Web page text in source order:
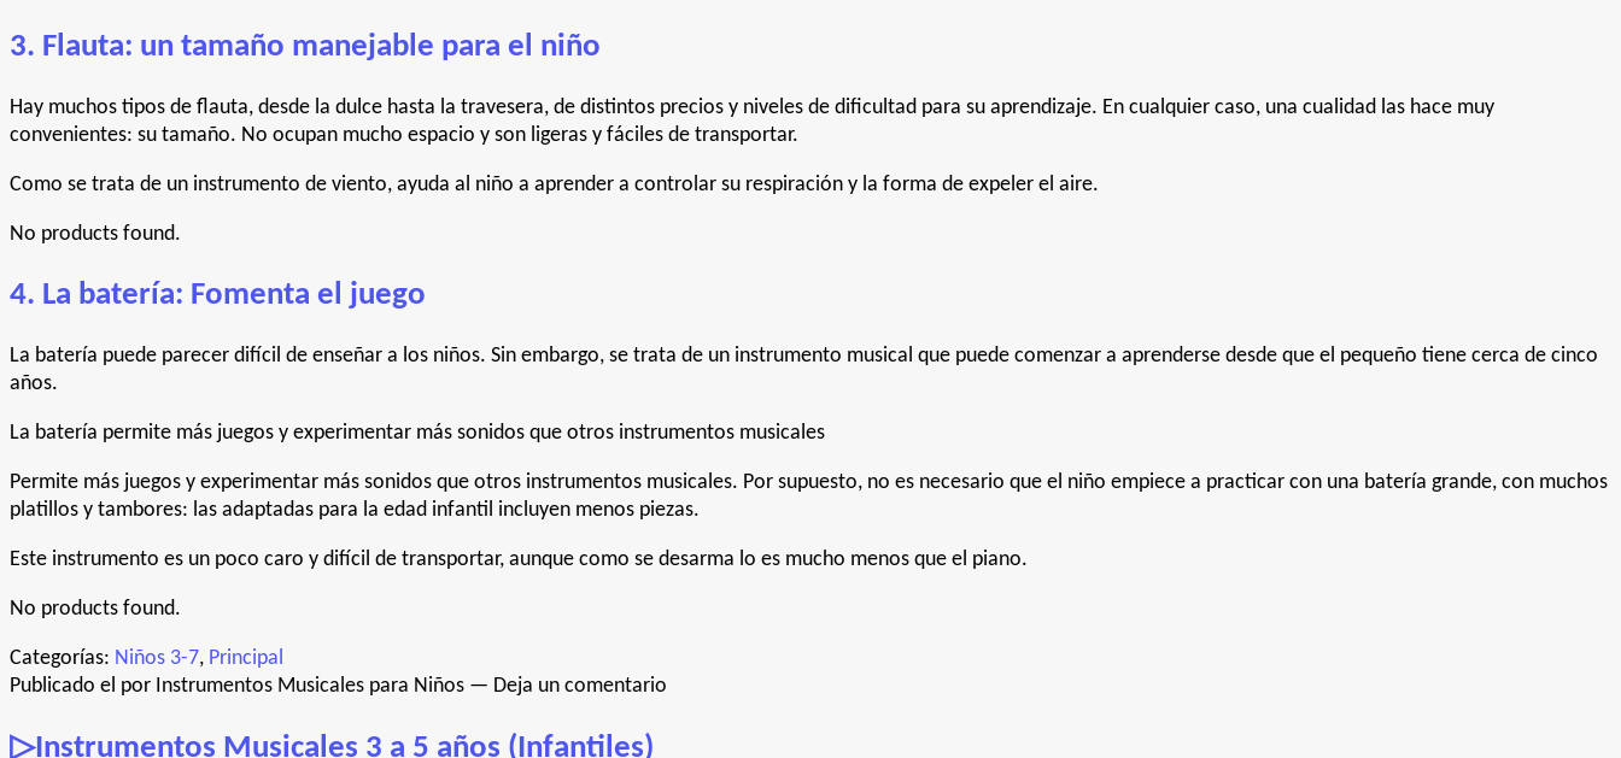
3. Flauta: un tamaño manejable para el niño
Hay muchos tipos de flauta, desde la dulce hasta la travesera, de distintos precios y niveles de dificultad para su aprendizaje. En cualquier caso, una cualidad las hace muy
convenientes: su tamaño. No ocupan mucho espacio y son ligeras y fáciles de transportar.
Como se trata de un instrumento de viento, ayuda al niño a aprender a controlar su respiración y la forma de expeler el aire.
No products found.
4. La batería: Fomenta el juego
La batería puede parecer difícil de enseñar a los niños. Sin embargo, se trata de un instrumento musical que puede comenzar a aprenderse desde que el pequeño tiene cerca de cinco
años.
La batería permite más juegos y experimentar más sonidos que otros instrumentos musicales
Permite más juegos y experimentar más sonidos que otros instrumentos musicales. Por supuesto, no es necesario que el niño empiece a practicar con una batería grande, con muchos
platillos y tambores: las adaptadas para la edad infantil incluyen menos piezas.
Este instrumento es un poco caro y difícil de transportar, aunque como se desarma lo es mucho menos que el piano.
No products found.
Categorías: Niños 3-7, Principal
Publicado el por Instrumentos Musicales para Niños — Deja un comentario
▷Instrumentos Musicales 3 a 5 años (Infantiles)